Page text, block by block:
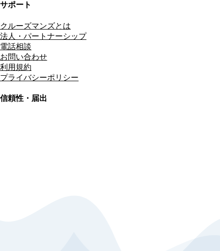
サポート
クルーズマンズとは
法人・パートナーシップ
電話相談
お問い合わせ
利用規約
プライバシーポリシー
信頼性・届出